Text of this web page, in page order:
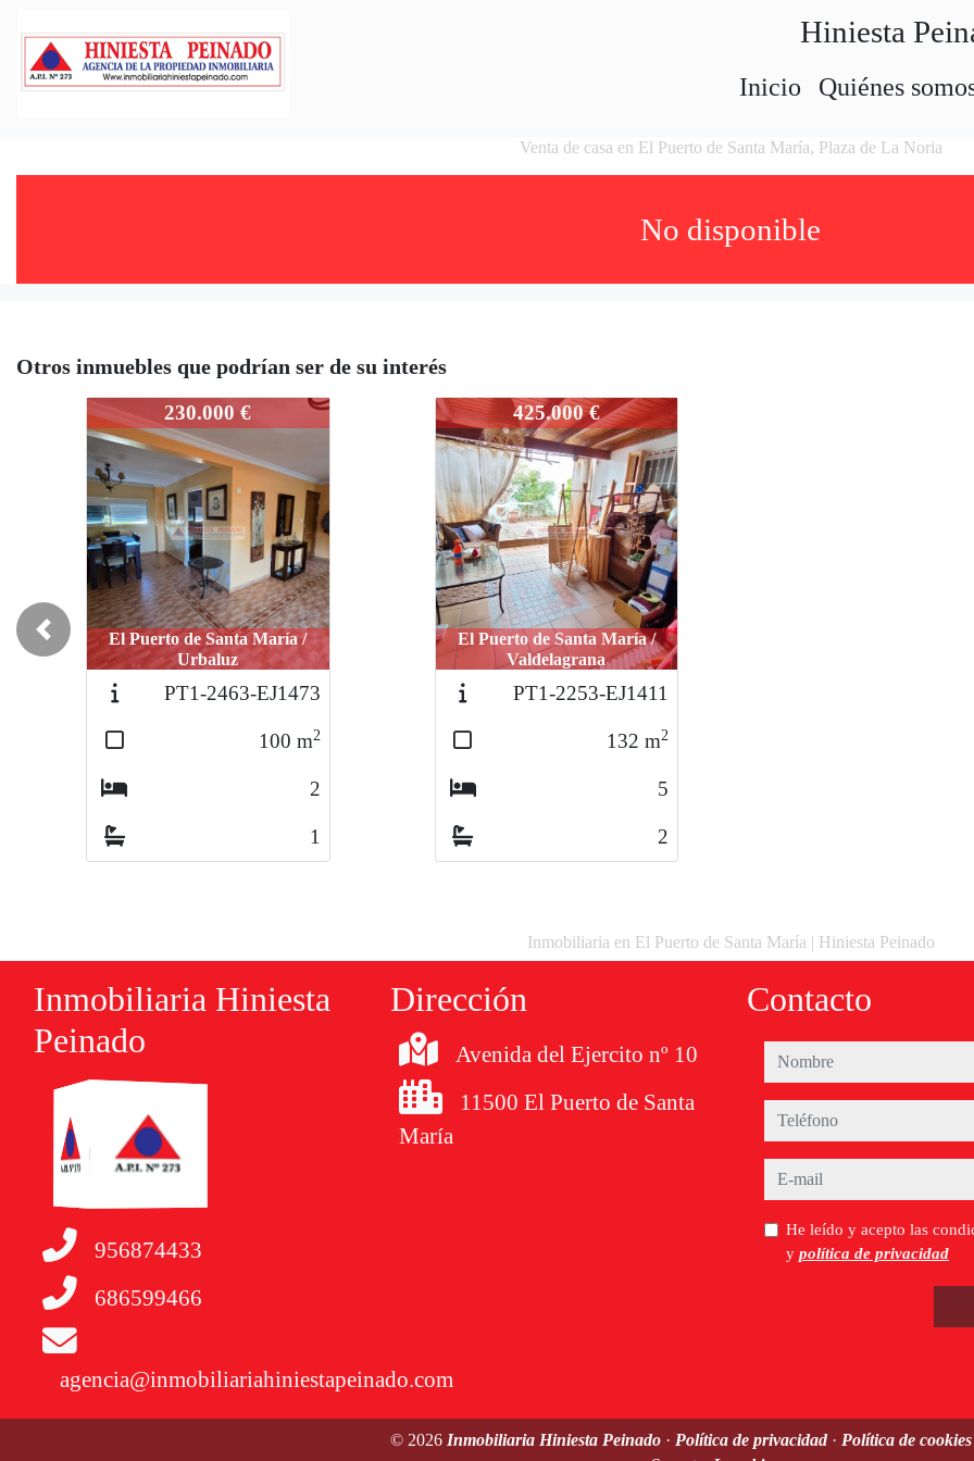
Hiniesta
Inicio Quiénes
Venta de casa en El Puerto de Santa María, Plaza de La Noria
No disponible
Otros inmuebles que podrían ser de su interés
PT1-2386-EJJ1430
230.000 €
El Puerto de Santa María /
Urbaluz
PT1-2463-EJ1473
100 m2
2
1
PT1-2386-EJJ1430
425.000 €
El Puerto de Santa María /
Valdelagrana
PT1-2253-EJ1411
132 m2
5
2
Previous
Inmobiliaria en El Puerto de Santa María | Hiniesta Peinado
Inmobiliaria Hiniesta
Peinado
956874433
686599466
agencia@inmobiliariahiniestapeinado.com
Dirección
Avenida del Ejercito nº 10
11500 El Puerto de Santa
María
Contacto
nombre
teléfono
e-mail
He leído y acepto las
y política de privacidad
© 2026 Inmobiliaria Hiniesta Peinado · Política de privacidad · Política de